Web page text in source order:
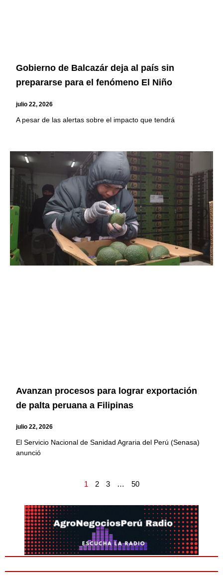
Gobierno de Balcazár deja al país sin
prepararse para el fenómeno El Niño
julio 22, 2026
A pesar de las alertas sobre el impacto que tendrá
Avanzan procesos para lograr exportación
de palta peruana a Filipinas
julio 22, 2026
El Servicio Nacional de Sanidad Agraria del Perú (Senasa)
anunció
1 2 3 … 50